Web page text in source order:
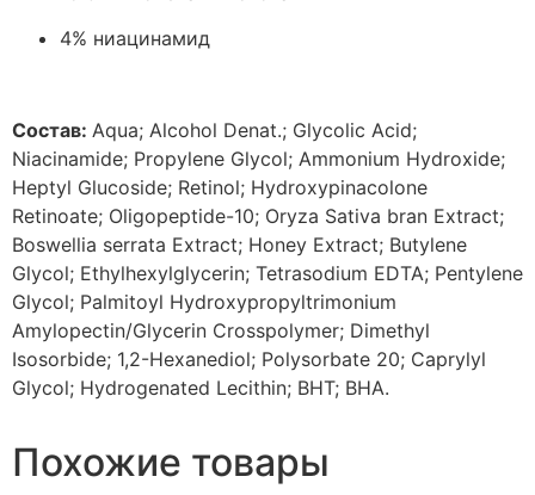
4% ниацинамид
Состав: Aqua; Alcohol Denat.; Glycolic Acid;
Niacinamide; Propylene Glycol; Ammonium Hydroxide;
Heptyl Glucoside; Retinol; Hydroxypinacolone
Retinoate; Oligopeptide-10; Oryza Sativa bran Extract;
Boswellia serrata Extract; Honey Extract; Butylene
Glycol; Ethylhexylglycerin; Tetrasodium EDTA; Pentylene
Glycol; Palmitoyl Hydroxypropyltrimonium
Amylopectin/Glycerin Crosspolymer; Dimethyl
Isosorbide; 1,2-Hexanediol; Polysorbate 20; Caprylyl
Glycol; Hydrogenated Lecithin; BHT; BHA.
Похожие товары